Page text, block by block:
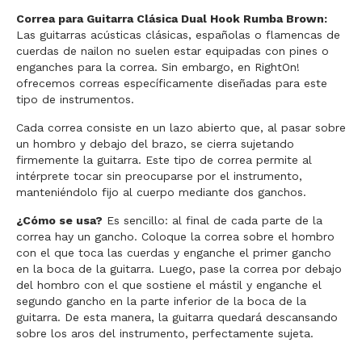
Correa para Guitarra Clásica Dual Hook Rumba Brown:
Las guitarras acústicas clásicas, españolas o flamencas de
cuerdas de nailon no suelen estar equipadas con pines o
enganches para la correa. Sin embargo, en RightOn!
ofrecemos correas específicamente diseñadas para este
tipo de instrumentos.
Cada correa consiste en un lazo abierto que, al pasar sobre
un hombro y debajo del brazo, se cierra sujetando
firmemente la guitarra. Este tipo de correa permite al
intérprete tocar sin preocuparse por el instrumento,
manteniéndolo fijo al cuerpo mediante dos ganchos.
¿Cómo se usa? Es sencillo: al final de cada parte de la
correa hay un gancho. Coloque la correa sobre el hombro
con el que toca las cuerdas y enganche el primer gancho
en la boca de la guitarra. Luego, pase la correa por debajo
del hombro con el que sostiene el mástil y enganche el
segundo gancho en la parte inferior de la boca de la
guitarra. De esta manera, la guitarra quedará descansando
sobre los aros del instrumento, perfectamente sujeta.